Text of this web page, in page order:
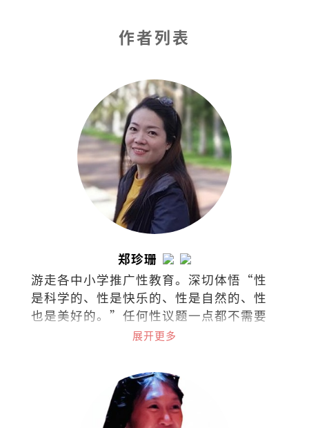
作者列表
郑珍珊
游走各中小学推广性教育。深切体悟“性
是科学的、性是快乐的、性是自然的、性
也是美好的。”任何性议题一点都不需要
过于隐秘不谈，尤其对身体的认识与接纳
展开更多